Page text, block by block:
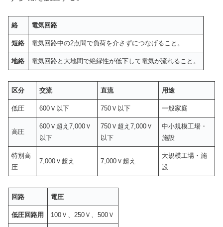
絡 電気回路
短絡 電気回路中の2点間で負荷を介さずにつなげること。
地絡 電気回路と大地間で絶縁性が低下して電気が流れること。
区分 交流 直流 用途
低圧 600Ｖ以下 750Ｖ以下 一般家庭
高圧
600Ｖ超え7,000Ｖ
以下
750Ｖ超え7,000Ｖ
以下
中小規模工場・
施設
特別高
圧
7,000Ｖ超え 7,000Ｖ超え
大規模工場・施
設
回路 電圧
低圧回路用 100Ｖ、250Ｖ、500Ｖ